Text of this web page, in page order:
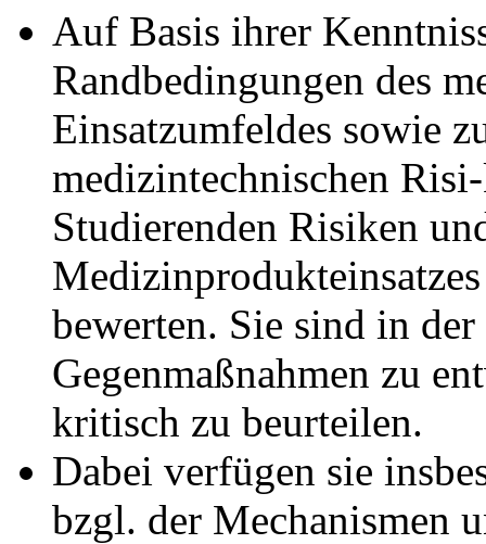
Auf Basis ihrer
Randbedingungen des
Einsatzumfeldes sowie
medizintechnischen
Studierenden Risiken
bewerten. Sie sind in
Gegenmaßnahmen zu
kritisch zu beurteilen.
Dabei verfügen sie
bzgl. der Mechanismen